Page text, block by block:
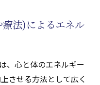
法)によるエネル
、心と体のエネルギー
させる方法として広く